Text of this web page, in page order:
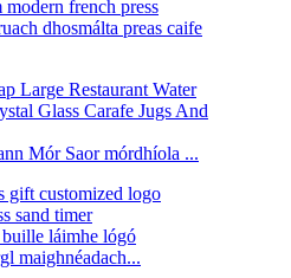
dhosmálta preas caife
Mór Saor mórdhíola ...
láimhe lógó
maighnéadach...